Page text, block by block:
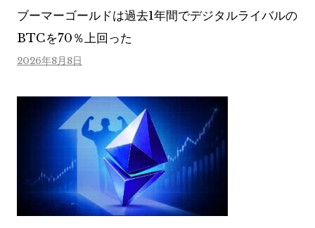
ブーマーゴールドは過去1年間でデジタルライバルの
BTCを70％上回った
2026年8月8日